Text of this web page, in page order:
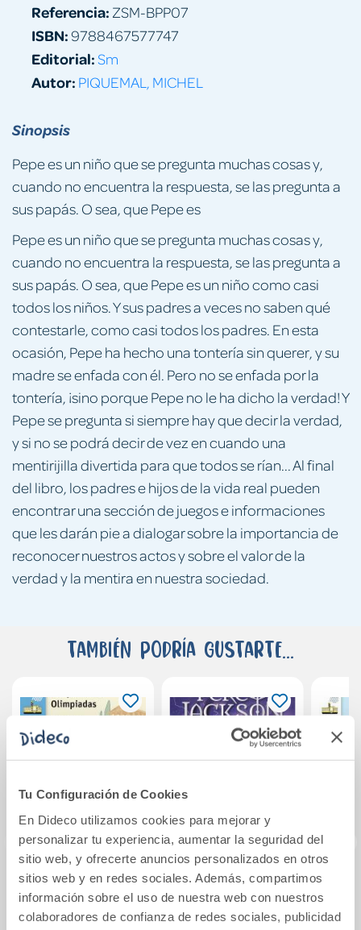
Tu Configuración de Cookies
En Dideco utilizamos cookies para mejorar y
personalizar tu experiencia, aumentar la seguridad del
sitio web, y ofrecerte anuncios personalizados en otros
sitios web y en redes sociales. Además, compartimos
información sobre el uso de nuestra web con nuestros
colaboradores de confianza de redes sociales, publicidad
Sinopsis
Pepe es un niño que se pregunta muchas cosas y,
cuando no encuentra la respuesta, se las pregunta a
sus papás. O sea, que Pepe es
Pepe es un niño que se pregunta muchas cosas y,
cuando no encuentra la respuesta, se las pregunta a
sus papás. O sea, que Pepe es un niño como casi
todos los niños. Y sus padres a veces no saben qué
contestarle, como casi todos los padres. En esta
ocasión, Pepe ha hecho una tontería sin querer, y su
madre se enfada con él. Pero no se enfada por la
tontería, ¡sino porque Pepe no le ha dicho la verdad! Y
Pepe se pregunta si siempre hay que decir la verdad,
y si no se podrá decir de vez en cuando una
mentirijilla divertida para que todos se rían... Al final
del libro, los padres e hijos de la vida real pueden
encontrar una sección de juegos e informaciones
que les darán pie a dialogar sobre la importancia de
reconocer nuestros actos y sobre el valor de la
verdad y la mentira en nuestra sociedad.
Referencia: ZSM-BPP07
ISBN:9788467577747
Editorial:Sm
Autor: PIQUEMAL, MICHEL
También podría gustarte...
Las primeras
Olimpiadas
El último héroe del
Olimpo (Percy
Jackson y los